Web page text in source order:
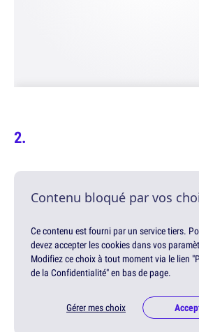
Contenu bloqué par vos
Ce contenu est fourni par un service tiers.
devez accepter les cookies dans vos
Modifiez ce choix à tout moment via le lien
de la Confidentialité" en bas de page.
Gérer mes choix